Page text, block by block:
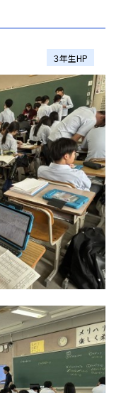
３年生HP